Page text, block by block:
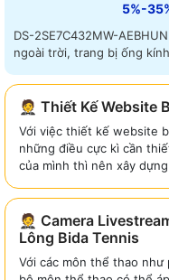
5%-
DS-2SE7C432MW-
ngoài trời, trang bị ống
🤵 Thiết Kế Website
Với việc thiết kế website
những điều cực kì cần
của mình thì nên xây
🤵 Camera
Lông Bida Tennis
Với các môn thể thao như